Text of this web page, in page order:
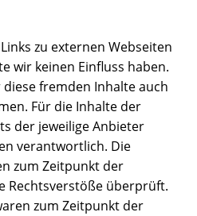
zu externen Webseiten
wir keinen Einfluss haben.
fremden Inhalte auch
Für die Inhalte der
der jeweilige Anbieter
verantwortlich. Die
zum Zeitpunkt der
Rechtsverstöße überprüft.
zum Zeitpunkt der